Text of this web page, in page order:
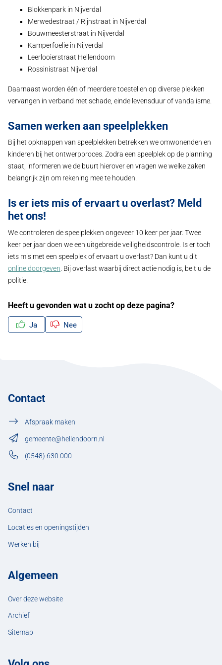
Blokkenpark in Nijverdal
Merwedestraat / Rijnstraat in Nijverdal
Bouwmeesterstraat in Nijverdal
Kamperfoelie in Nijverdal
Leerlooierstraat Hellendoorn
Rossinistraat Nijverdal
Daarnaast worden één of meerdere toestellen op diverse plekken
vervangen in verband met schade, einde levensduur of vandalisme.
Samen werken aan speelplekken
Bij het opknappen van speelplekken betrekken we omwonenden en
kinderen bij het ontwerpproces. Zodra een speelplek op de planning
staat, informeren we de buurt hierover en vragen we welke zaken
belangrijk zijn om rekening mee te houden.
Is er iets mis of ervaart u overlast? Meld
het ons!
We controleren de speelplekken ongeveer 10 keer per jaar. Twee
keer per jaar doen we een uitgebreide veiligheidscontrole. Is er toch
iets mis met een speelplek of ervaart u overlast? Dan kunt u dit
online doorgeven. Bij overlast waarbij direct actie nodig is, belt u de
politie.
Heeft u gevonden wat u zocht op deze pagina?
Ja Nee
Contact
Afspraak maken
gemeente@hellendoorn.nl
(0548) 630 000
Snel naar
Contact
Locaties en openingstijden
Werken bij
Algemeen
Over deze website
Archief
Sitemap